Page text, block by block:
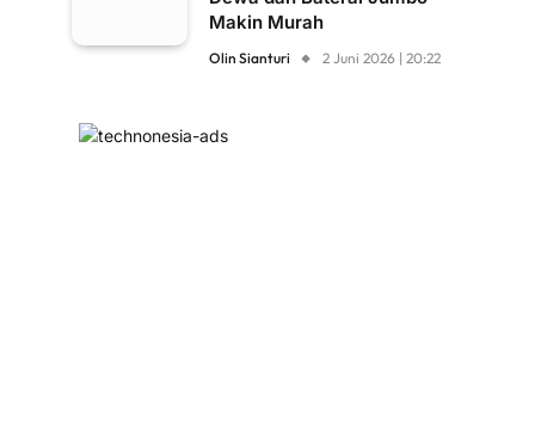
Makin Murah
Olin Sianturi 2 Juni 2026 | 20:22